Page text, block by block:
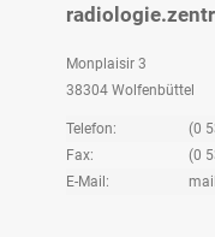
Monplaisir 3
38304 Wolfenbüttel
Telefon:
(0
Fax:
(0
E-Mail: